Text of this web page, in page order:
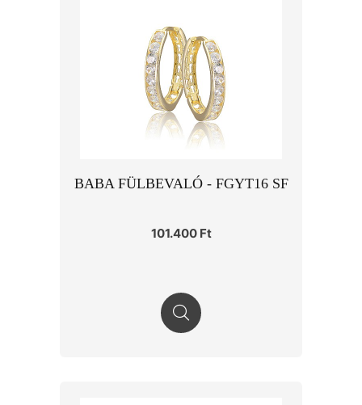
BABA FÜLBEVALÓ - FGYT16 SF
101.400 Ft